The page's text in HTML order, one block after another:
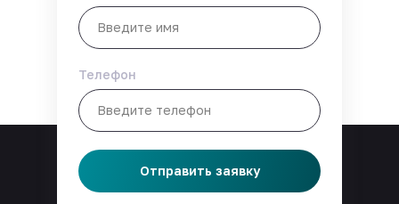
Телефон
Отправить заявку